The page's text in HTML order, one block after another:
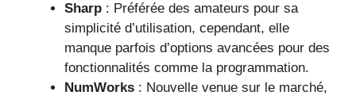
Sharp : Préférée des amateurs pour sa
simplicité d’utilisation, cependant, elle
manque parfois d’options avancées pour des
fonctionnalités comme la programmation.
NumWorks : Nouvelle venue sur le marché,